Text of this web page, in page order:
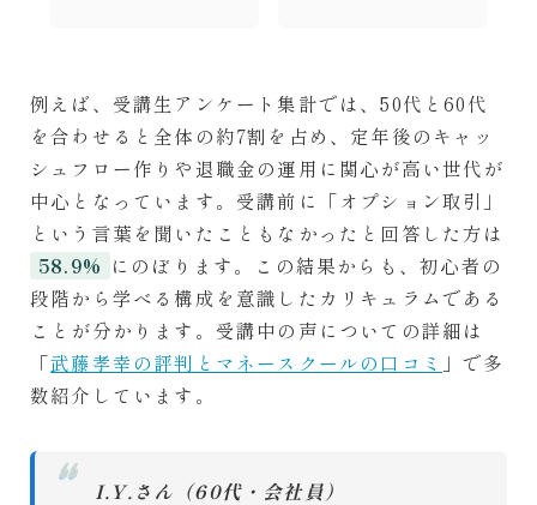
例えば、受講生アンケート集計では、50代と60代
を合わせると全体の約7割を占め、定年後のキャッ
シュフロー作りや退職金の運用に関心が高い世代が
中心となっています。受講前に「オプション取引」
という言葉を聞いたこともなかったと回答した方は
58.9% にのぼります。この結果からも、初心者の
段階から学べる構成を意識したカリキュラムである
ことが分かります。受講中の声についての詳細は
「武藤孝幸の評判とマネースクールの口コミ 」で多
数紹介しています。
❝
I.Y.さん（60代・会社員）